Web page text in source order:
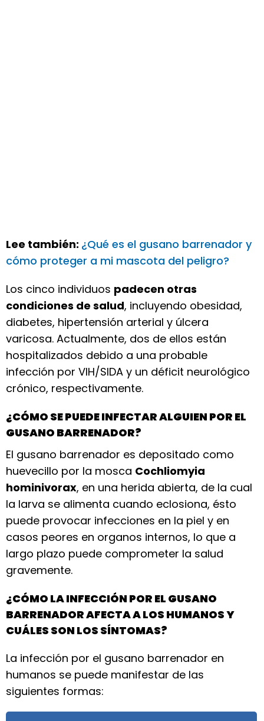
Lee también: ¿Qué es el gusano barrenador y
cómo proteger a mi mascota del peligro?
Los cinco individuos padecen otras
condiciones de salud, incluyendo obesidad,
diabetes, hipertensión arterial y úlcera
varicosa. Actualmente, dos de ellos están
hospitalizados debido a una probable
infección por VIH/SIDA y un déficit neurológico
crónico, respectivamente.
¿CÓMO SE PUEDE INFECTAR ALGUIEN POR EL
GUSANO BARRENADOR?
El gusano barrenador es depositado como
huevecillo por la mosca Cochliomyia
hominivorax, en una herida abierta, de la cual
la larva se alimenta cuando eclosiona, ésto
puede provocar infecciones en la piel y en
casos peores en organos internos, lo que a
largo plazo puede comprometer la salud
gravemente.
¿CÓMO LA INFECCIÓN POR EL GUSANO
BARRENADOR AFECTA A LOS HUMANOS Y
CUÁLES SON LOS SÍNTOMAS?
La infección por el gusano barrenador en
humanos se puede manifestar de las
siguientes formas: